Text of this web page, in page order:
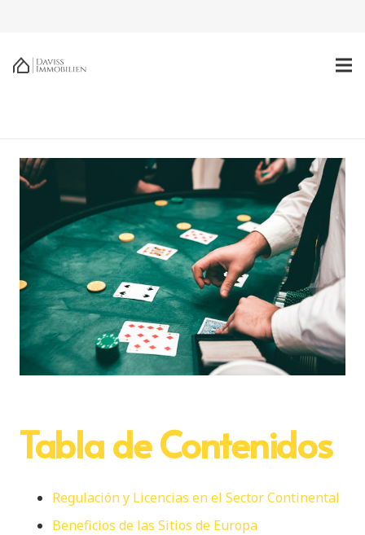
Tabla de Contenidos
Regulación y Licencias en el Sector Continental
Beneficios de las Sitios de Europa